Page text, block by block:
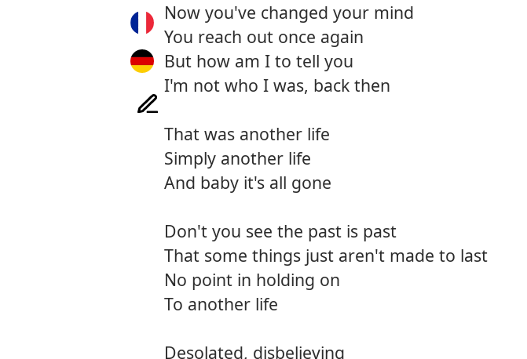
Now you've changed your mind
You reach out once again
But how am I to tell you
I'm not who I was, back then
That was another life
Simply another life
And baby it's all gone
Don't you see the past is past
That some things just aren't made to last
No point in holding on
To another life
Desolated, disbelieving